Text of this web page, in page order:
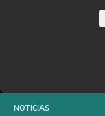
NOTÍCIAS